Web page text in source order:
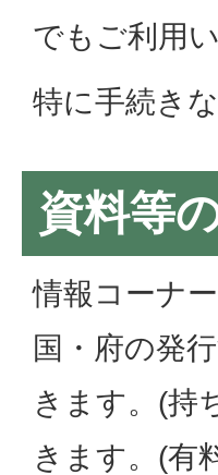
でもご利用
特に手続き
資料等
情報コーナ
国・府の発
きます。(持
きます。(有